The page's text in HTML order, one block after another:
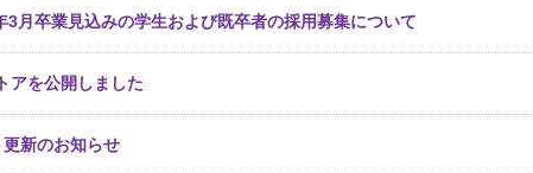
3月卒業見込みの学生および既卒者の採用募集について
アを公開しました
新のお知らせ